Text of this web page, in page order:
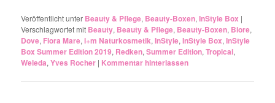
Veröffentlicht unter Beauty & Pflege, Beauty-Boxen,InStyle Box |
Verschlagwortet mit Beauty, Beauty & Pflege, Beauty-Boxen, Biore,
Dove, Flora Mare,i+m Naturkosmetik,InStyle,InStyle Box,InStyle
Box Summer Edition 2019, Redken,Summer Edition,Tropicai,
Weleda,Yves Rocher | Kommentar hinterlassen